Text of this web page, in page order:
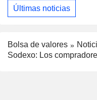
Últimas noticias
Bolsa de valores
Sodexo: Los